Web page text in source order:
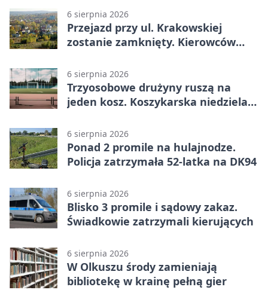
6 sierpnia 2026
Przejazd przy ul. Krakowskiej
zostanie zamknięty. Kierowców
6 sierpnia 2026
Trzyosobowe drużyny ruszą na
jeden kosz. Koszykarska niedziela
6 sierpnia 2026
Ponad 2 promile na hulajnodze.
Policja zatrzymała 52-latka na DK94
6 sierpnia 2026
Blisko 3 promile i sądowy zakaz.
Świadkowie zatrzymali kierujących
6 sierpnia 2026
W Olkuszu środy zamieniają
bibliotekę w krainę pełną gier